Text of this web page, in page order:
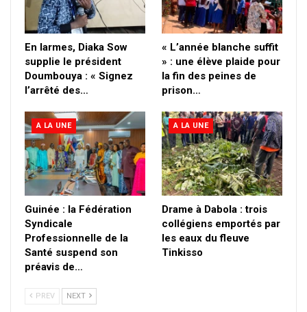
En larmes, Diaka Sow
supplie le président
Doumbouya : « Signez
l’arrêté des…
« L’année blanche suffit
» : une élève plaide pour
la fin des peines de
prison…
A LA UNE
Guinée : la Fédération
Syndicale
Professionnelle de la
Santé suspend son
préavis de…
A LA UNE
Drame à Dabola : trois
collégiens emportés par
les eaux du fleuve
Tinkisso
PREV NEXT